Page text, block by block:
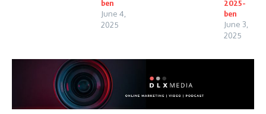
ben
June 4,
2025
2025-
ben
June 3,
2025